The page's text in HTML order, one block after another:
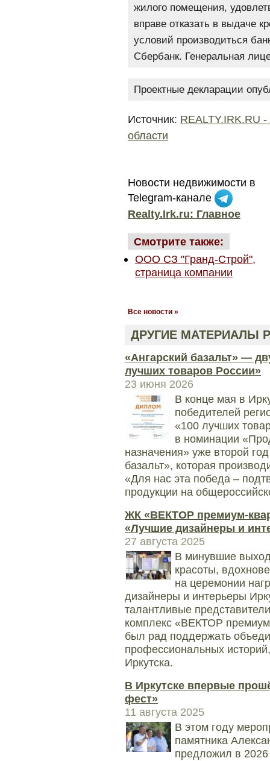
жилого помещения,
вправе отказать в выдаче
условий производиться
Сбербанк. Генеральная
Проектные декларации
Источник: REALTY.IRK.RU
области
Новости недвижимости в
Telegram-канале
Realty.Irk.ru: Главное
Смотрите также:
ООО СЗ "Гранд-Строй",
страница компании
Все новости »
ДРУГИЕ МАТЕРИАЛЫ
«Ангарский базальт» —
лучших товаров России»
23 июня 2026
В конце мая в
победителей
«100 лучших
в номинации
назначения» уже второй
базальт», которая
«Для нас эта победа –
продукции на
ЖК «ВЕКТОР премиум-
«Лучшие дизайнеры и
27 августа 2025
В минувшие
красоты,
на церемонии
дизайнеры и интерьеры
талантливые
комплекс «ВЕКТОР
был рад поддержать
профессиональных
Иркутска.
В Иркутске впервые
фест»
11 августа 2025
В этом году
памятника
предложил в 2026